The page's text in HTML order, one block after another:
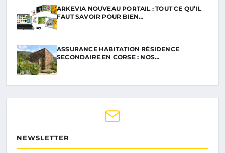
ARKEVIA NOUVEAU PORTAIL : TOUT CE QU’IL
FAUT SAVOIR POUR BIEN…
ASSURANCE HABITATION RÉSIDENCE
SECONDAIRE EN CORSE : NOS…
NEWSLETTER